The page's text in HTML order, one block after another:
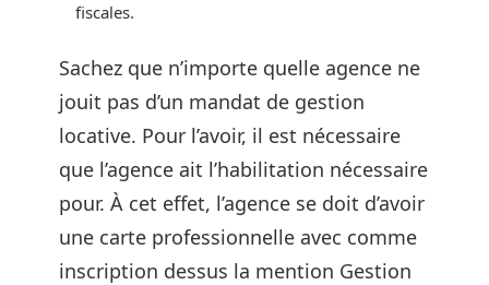
fiscales.
Sachez que n’importe quelle agence ne
jouit pas d’un mandat de gestion
locative. Pour l’avoir, il est nécessaire
que l’agence ait l’habilitation nécessaire
pour. À cet effet, l’agence se doit d’avoir
une carte professionnelle avec comme
inscription dessus la mention Gestion